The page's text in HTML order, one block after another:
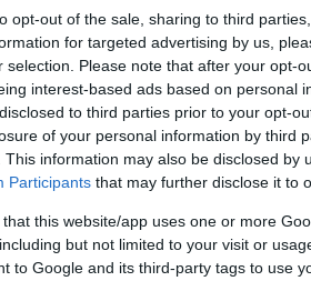
opt-out of the sale, sharing to third
for targeted advertising by us,
selection. Please note that after your opt-
interest-based ads based on personal
to third parties prior to your opt-
of your personal information by third
This information may also be disclosed by
Participants that may further disclose it to
that this website/app uses one or more
but not limited to your visit or
to Google and its third-party tags to use
Meteorológiai Szolgálat a
keresve kémlelni az
Óránként 10 hullócsillagra
nevüket, mivel a hullócsillagok